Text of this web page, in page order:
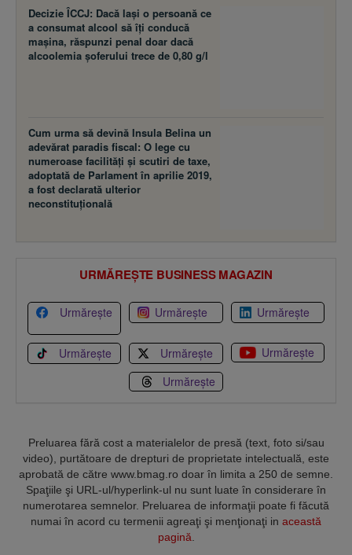
Decizie ÎCCJ: Dacă laşi o persoană ce
a consumat alcool să îţi conducă
maşina, răspunzi penal doar dacă
alcoolemia şoferului trece de 0,80 g/l
Cum urma să devină Insula Belina un
adevărat paradis fiscal: O lege cu
numeroase facilităţi şi scutiri de taxe,
adoptată de Parlament în aprilie 2019,
a fost declarată ulterior
neconstituţională
URMĂREȘTE BUSINESS MAGAZIN
Urmărește Urmărește Urmărește
Urmărește Urmărește
Urmărește
Urmărește
Preluarea fără cost a materialelor de presă (text, foto si/sau
video), purtătoare de drepturi de proprietate intelectuală, este
aprobată de către www.bmag.ro doar în limita a 250 de semne.
Spaţiile şi URL-ul/hyperlink-ul nu sunt luate în considerare în
numerotarea semnelor. Preluarea de informaţii poate fi făcută
numai în acord cu termenii agreaţi şi menţionaţi in această
pagină